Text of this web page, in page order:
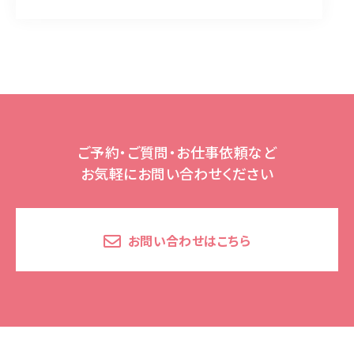
ご予約・ご質問・お仕事依頼など
お気軽にお問い合わせください
お問い合わせはこちら